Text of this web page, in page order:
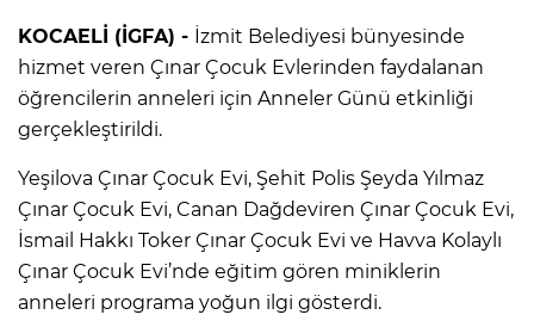
KOCAELİ (İGFA) - İzmit Belediyesi bünyesinde
hizmet veren Çınar Çocuk Evlerinden faydalanan
öğrencilerin anneleri için Anneler Günü etkinliği
gerçekleştirildi.
Yeşilova Çınar Çocuk Evi, Şehit Polis Şeyda Yılmaz
Çınar Çocuk Evi, Canan Dağdeviren Çınar Çocuk Evi,
İsmail Hakkı Toker Çınar Çocuk Evi ve Havva Kolaylı
Çınar Çocuk Evi’nde eğitim gören miniklerin
anneleri programa yoğun ilgi gösterdi.